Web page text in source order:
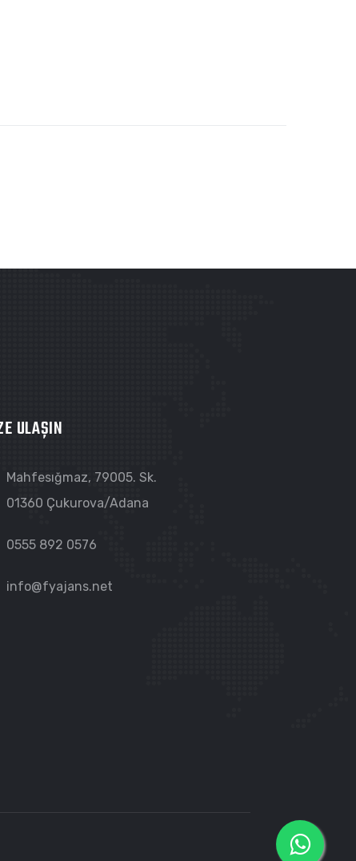
ULAŞIN
Mahfesığmaz, 79005. Sk.
01360 Çukurova/Adana
0555 892 0576
info@fyajans.net